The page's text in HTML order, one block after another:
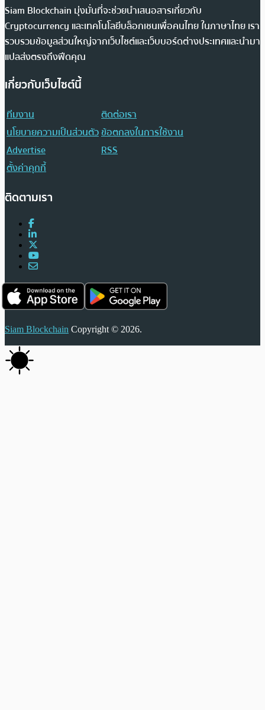
Siam Blockchain มุ่งมั่นที่จะช่วยนำเสนอสารเกี่ยวกับ
Cryptocurrency และเทคโนโลยีบล็อกเชนเพื่อคนไทย ในภาษาไทย เรา
รวบรวมข้อมูลส่วนใหญ่จากเว็บไซต์และเว็บบอร์ดต่างประเทศและนำมา
แปลส่งตรงถึงฟีดคุณ
เกี่ยวกับเว็บไซต์นี้
ทีมงาน
ติดต่อเรา
นโยบายความเป็นส่วนตัวข้อตกลงในการใช้งาน
Advertise
RSS
ตั้งค่าคุกกี้
ติดตามเรา
Siam Blockchain Copyright © 2026.